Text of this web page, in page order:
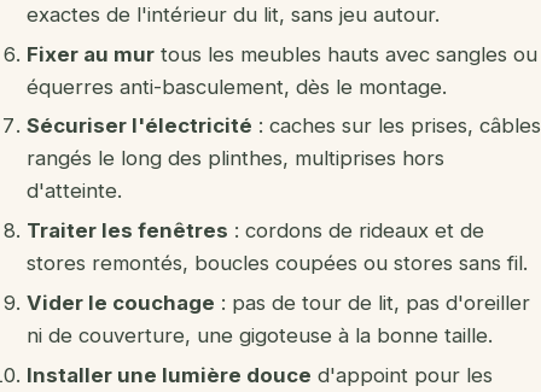
exactes de l'intérieur du lit, sans jeu autour.
Fixer au mur tous les meubles hauts avec sangles ou
équerres anti-basculement, dès le montage.
Sécuriser l'électricité : caches sur les prises, câbles
rangés le long des plinthes, multiprises hors
d'atteinte.
Traiter les fenêtres : cordons de rideaux et de
stores remontés, boucles coupées ou stores sans fil.
Vider le couchage : pas de tour de lit, pas d'oreiller
ni de couverture, une gigoteuse à la bonne taille.
Installer une lumière douce d'appoint pour les